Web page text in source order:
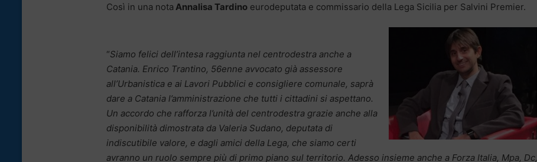
Così in una nota Annalisa Tardino eurodeputata e commissario della Lega Sicilia per Salvini Premier.
“Siamo felici dell’intesa raggiunta nel centrodestra anche a
Catania. Enrico Trantino, 56enne avvocato già assessore
all’Urbanistica e ai Lavori Pubblici e consigliere comunale, saprà
dare a Catania l’amministrazione che tutti i cittadini si aspettano.
Un accordo che rafforza l’unità del centrodestra grazie anche alla
disponibilità dimostrata da Valeria Sudano, deputata di
indiscutibile valore, e dagli amici della Lega, che siamo certi
avranno un ruolo sempre più di primo piano sul territorio. Adesso insieme anche a Forza Italia, Mpa, Dc,